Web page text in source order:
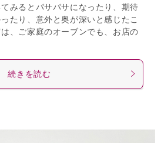
みるとパサパサになったり、期待
たり、意外と奥が深いと感じたこ
、ご家庭のオーブンでも、お店の
続きを読む